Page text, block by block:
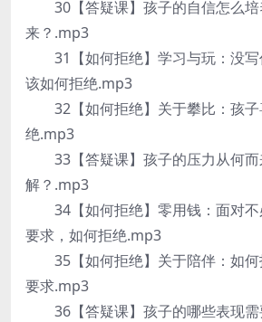
30【答疑课】孩子的自信怎么培
来？.mp3
31【如何拒绝】学习与玩：没写
该如何拒绝.mp3
32【如何拒绝】关于攀比：孩子
绝.mp3
33【答疑课】孩子的压力从何而
解？.mp3
34【如何拒绝】零用钱：面对不
要求，如何拒绝.mp3
35【如何拒绝】关于陪伴：如何
要求.mp3
36【答疑课】孩子的哪些表现需